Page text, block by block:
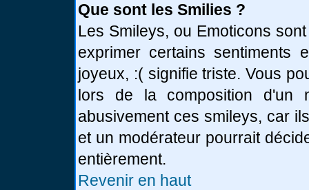
Que sont les Smilies ?
Les Smileys, ou Emoticons
exprimer certains sentiments
joyeux, :( signifie triste. Vous
lors de la composition d'un
abusivement ces smileys, car
et un modérateur pourrait
entièrement.
Revenir en haut